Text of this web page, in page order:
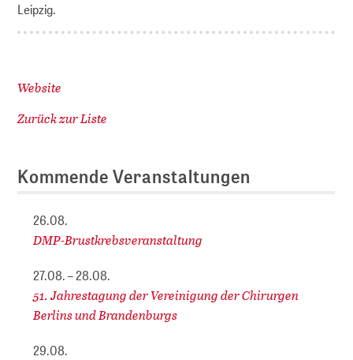
Leipzig.
Website
Zurück zur Liste
Kommende Veranstaltungen
26.08.
DMP-Brustkrebsveranstaltung
27.08. – 28.08.
51. Jahrestagung der Vereinigung der Chirurgen
Berlins und Brandenburgs
29.08.